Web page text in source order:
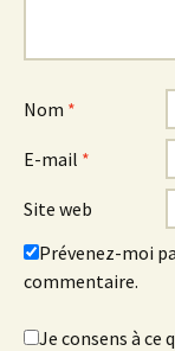
Nom *
E-mail *
Site web
Prévenez-moi
commentaire.
Je consens à ce